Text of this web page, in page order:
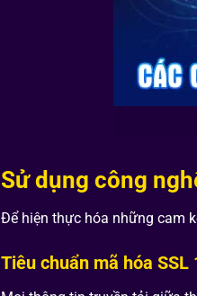
Sử dụng công
Để hiện thực hóa những cam
Tiêu chuẩn mã hóa SSL